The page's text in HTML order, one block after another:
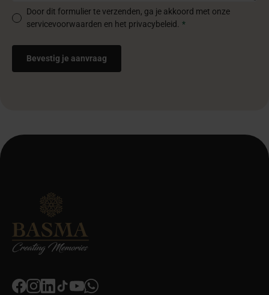
Door dit formulier te verzenden, ga je akkoord met onze
servicevoorwaarden en het privacybeleid.
*